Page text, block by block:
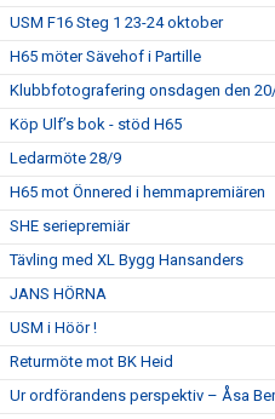
USM F16 Steg 1 23-24 oktober
H65 möter Sävehof i Partille
Klubbfotografering onsdagen den
Köp Ulf’s bok - stöd H65
Ledarmöte 28/9
H65 mot Önnered i hemmapremiären
SHE seriepremiär
Tävling med XL Bygg Hansanders
JANS HÖRNA
USM i Höör !
Returmöte mot BK Heid
Ur ordförandens perspektiv – Åsa